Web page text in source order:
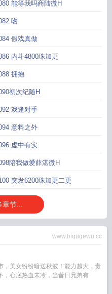
能等我吗商陆微H
吻
假戏真做
内斗4800珠加更
拥抱
初次纪随H
戏逢对手
意料之外
虚中有实
陪我做爱薛湛微H
突发6200珠加更二更
节...
www.biqugewu.cc
，美女纷纷暗送秋波！能力越大，责
，心底热血未冷，当昔日兄弟有